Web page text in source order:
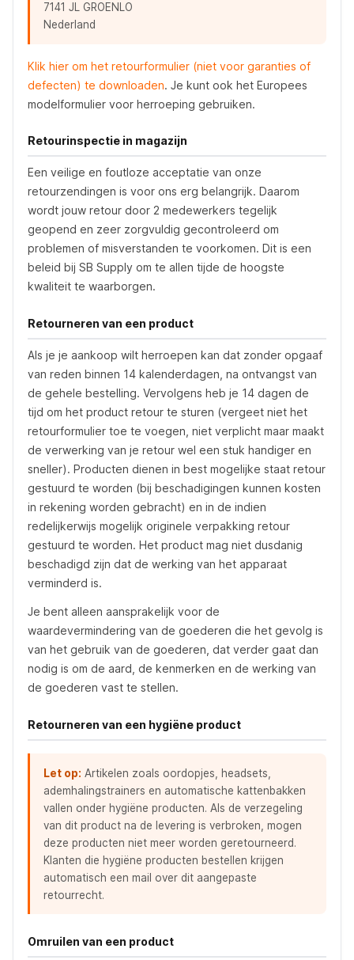
7141 JL GROENLO
Nederland
Klik hier om het retourformulier (niet voor garanties of
defecten) te downloaden. Je kunt ook het Europees
modelformulier voor herroeping gebruiken.
Retourinspectie in magazijn
Een veilige en foutloze acceptatie van onze
retourzendingen is voor ons erg belangrijk. Daarom
wordt jouw retour door 2 medewerkers tegelijk
geopend en zeer zorgvuldig gecontroleerd om
problemen of misverstanden te voorkomen. Dit is een
beleid bij SB Supply om te allen tijde de hoogste
kwaliteit te waarborgen.
Retourneren van een product
Als je je aankoop wilt herroepen kan dat zonder opgaaf
van reden binnen 14 kalenderdagen, na ontvangst van
de gehele bestelling. Vervolgens heb je 14 dagen de
tijd om het product retour te sturen (vergeet niet het
retourformulier toe te voegen, niet verplicht maar maakt
de verwerking van je retour wel een stuk handiger en
sneller). Producten dienen in best mogelijke staat retour
gestuurd te worden (bij beschadigingen kunnen kosten
in rekening worden gebracht) en in de indien
redelijkerwijs mogelijk originele verpakking retour
gestuurd te worden. Het product mag niet dusdanig
beschadigd zijn dat de werking van het apparaat
verminderd is.
Je bent alleen aansprakelijk voor de
waardevermindering van de goederen die het gevolg is
van het gebruik van de goederen, dat verder gaat dan
nodig is om de aard, de kenmerken en de werking van
de goederen vast te stellen.
Retourneren van een hygiëne product
Let op: Artikelen zoals oordopjes, headsets,
ademhalingstrainers en automatische kattenbakken
vallen onder hygiëne producten. Als de verzegeling
van dit product na de levering is verbroken, mogen
deze producten niet meer worden geretourneerd.
Klanten die hygiëne producten bestellen krijgen
automatisch een mail over dit aangepaste
retourrecht.
Omruilen van een product